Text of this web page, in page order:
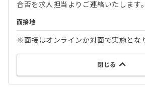
合否を求人担当よりご連絡いたします。
面接地
※面接はオンラインか対面で実施とな
閉じる